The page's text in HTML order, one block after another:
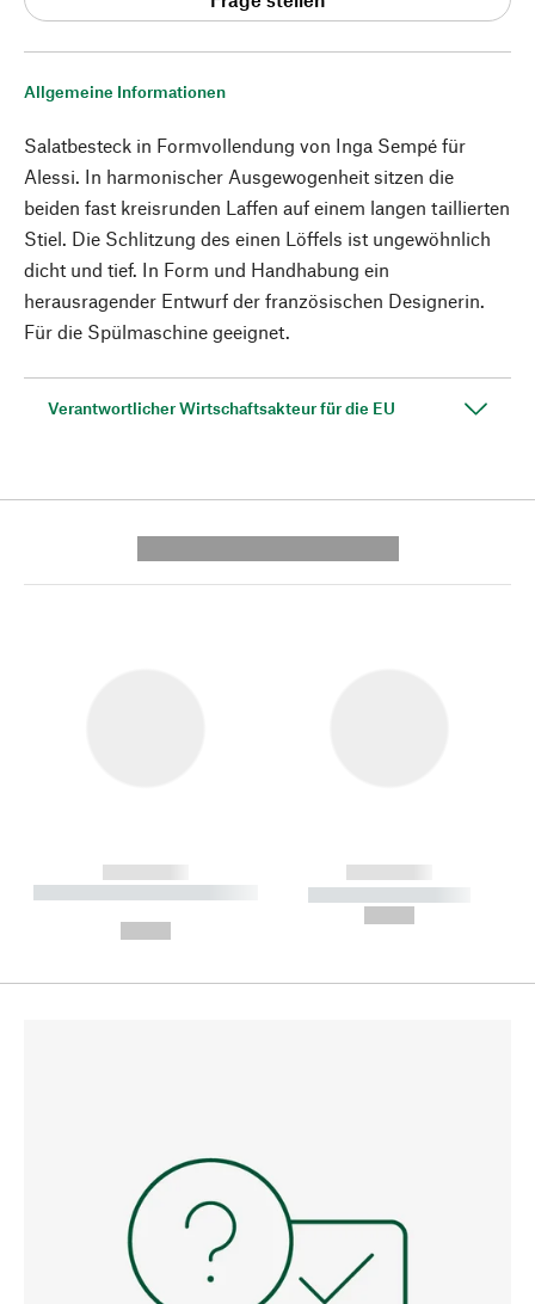
Allgemeine Informationen
Salatbesteck in Formvollendung von Inga Sempé für
Alessi. In harmonischer Ausgewogenheit sitzen die
beiden fast kreisrunden Laffen auf einem langen taillierten
Stiel. Die Schlitzung des einen Löffels ist ungewöhnlich
dicht und tief. In Form und Handhabung ein
herausragender Entwurf der französischen Designerin.
Für die Spülmaschine geeignet.
Verantwortlicher Wirtschaftsakteur für die EU
------------
----------- ----------- --------
------------
----------- -----------